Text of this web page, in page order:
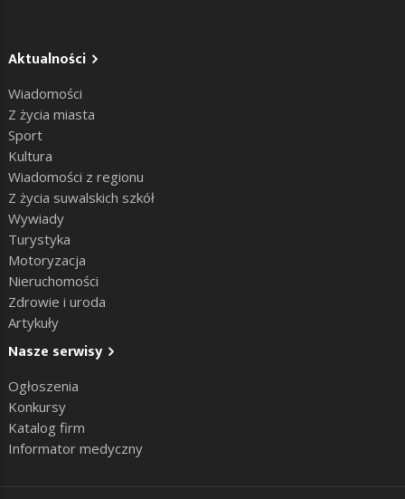
Aktualności
Wiadomości
Z życia miasta
Sport
Kultura
Wiadomości z regionu
Z życia suwalskich szkół
Wywiady
Turystyka
Motoryzacja
Nieruchomości
Zdrowie i uroda
Artykuły
Nasze serwisy
Ogłoszenia
Konkursy
Katalog firm
Informator medyczny